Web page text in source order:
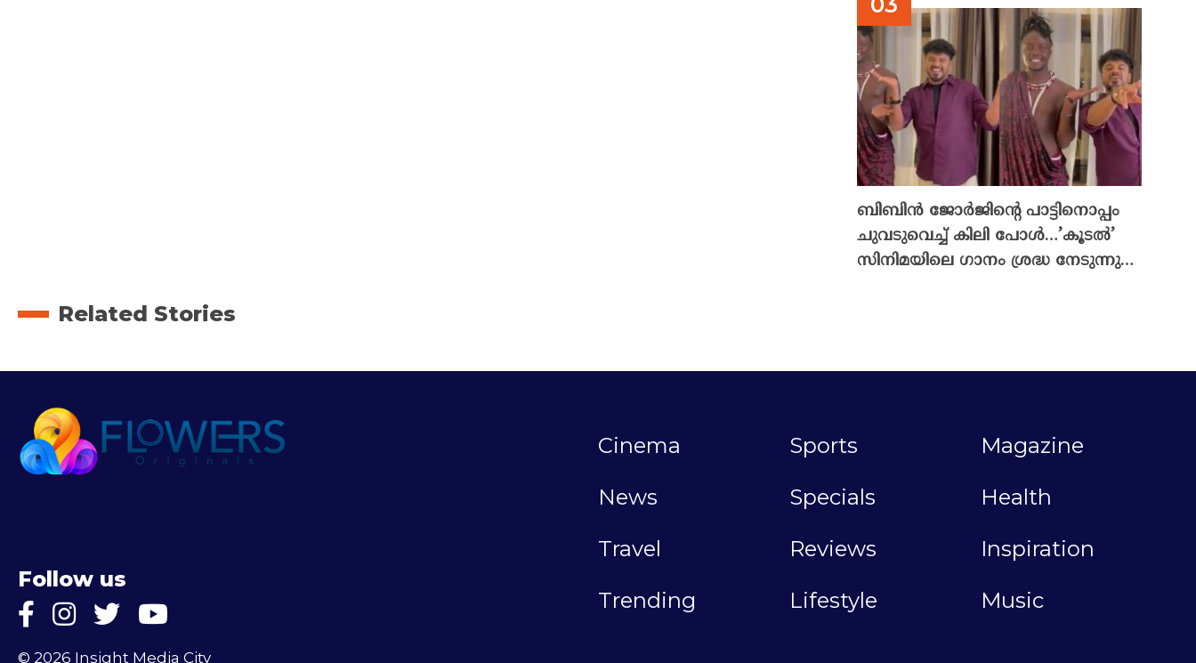
ബിബിൻ ജോർജിന്റെ പാട്ടിനൊപ്പം
ചുവടുവെച്ച് കിലി പോൾ…’കൂടൽ’
സിനിമയിലെ ഗാനം ശ്രദ്ധ നേടുന്നു…
Related Stories
Follow us
© 2026 Insight Media City
Cinema Sports
Magazine
News
Specials
Health
Travel
Reviews
Inspiration
Trending
Lifestyle Music